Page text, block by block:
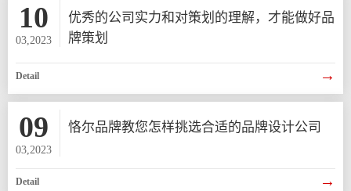
10
03,2023
优秀的公司实力和对策划的理解，才能做好品
牌策划
Detail →
09
03,2023
恪尔品牌教您怎样挑选合适的品牌设计公司
Detail →